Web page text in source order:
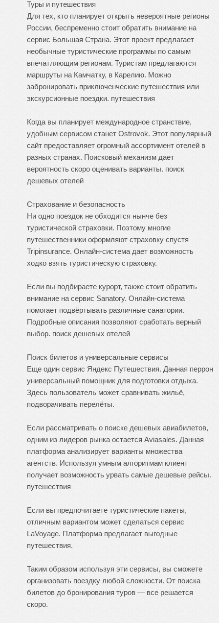
Туры и путешествия
Для тех, кто планирует открыть невероятные регионы
России, беспременно стоит обратить внимание на
сервис Большая Страна. Этот проект предлагает
необычные туристические программы по самым
впечатляющим регионам. Туристам предлагаются
маршруты на Камчатку, в Карелию. Можно
забронировать приключенческие путешествия или
экскурсионные поездки. путешествия
Когда вы планирует международное странствие,
удобным сервисом станет Ostrovok. Этот популярный
сайт предоставляет огромный ассортимент отелей в
разных странах. Поисковый механизм дает
вероятность скоро оценивать варианты. поиск
дешевых отелей
Страхование и безопасность
Ни одно поездок не обходится нынче без
туристической страховки. Поэтому многие
путешественники оформляют страховку спустя
Tripinsurance. Онлайн-система дает возможность
ходко взять туристическую страховку.
Если вы подбираете курорт, также стоит обратить
внимание на сервис Sanatory. Онлайн-система
помогает подвёртывать различные санатории.
Подробные описания позволяют сработать верный
выбор. поиск дешевых отелей
Поиск билетов и универсальные сервисы
Еще один сервис Яндекс Путешествия. Данная перрон
универсальный помощник для подготовки отдыха.
Здесь пользователь может сравнивать жильё,
подворачивать перелёты.
Если рассматривать о поиске дешевых авиабилетов,
одним из лидеров рынка остается Aviasales. Данная
платформа анализирует варианты множества
агентств. Используя умным алгоритмам клиент
получает возможность урвать самые дешевые рейсы.
путешествия
Если вы предпочитаете туристические пакеты,
отличным вариантом может сделаться сервис
LaVoyage. Платформа предлагает выгодные
путешествия.
Таким образом используя эти сервисы, вы сможете
организовать поездку любой сложности. От поиска
билетов до бронирования туров — все решается
скоро.